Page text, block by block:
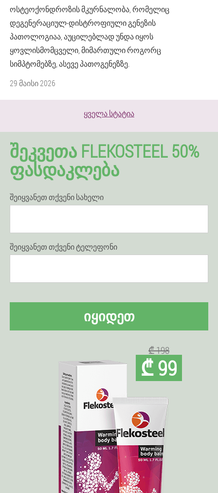
ოსტეოქონდროზის მკურნალობა, რომელიც
დეგენერაციულ-დისტროფიული გენეზის
პათოლოგიაა, აუცილებლად უნდა იყოს
ყოვლისმომცველი, მიმართული როგორც
სიმპტომებზე, ასევე პათოგენეზზე.
29 მაისი 2026
ყველა სტატია
ᲨᲔᲙᲕᲔᲗᲐ FLEKOSTEEL 50%
ᲤᲐᲡᲓᲐᲙᲚᲔᲑᲐ
შეიყვანეთ თქვენი სახელი
შეიყვანეთ თქვენი ტელეფონი
ᲘᲧᲘᲓᲔᲗ
₾ 198
₾ 99